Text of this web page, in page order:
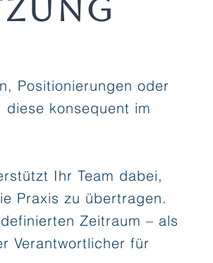
Positionierungen oder
konsequent im
Ihr Team dabei,
Praxis zu übertragen.
Zeitraum – als
Verantwortlicher für